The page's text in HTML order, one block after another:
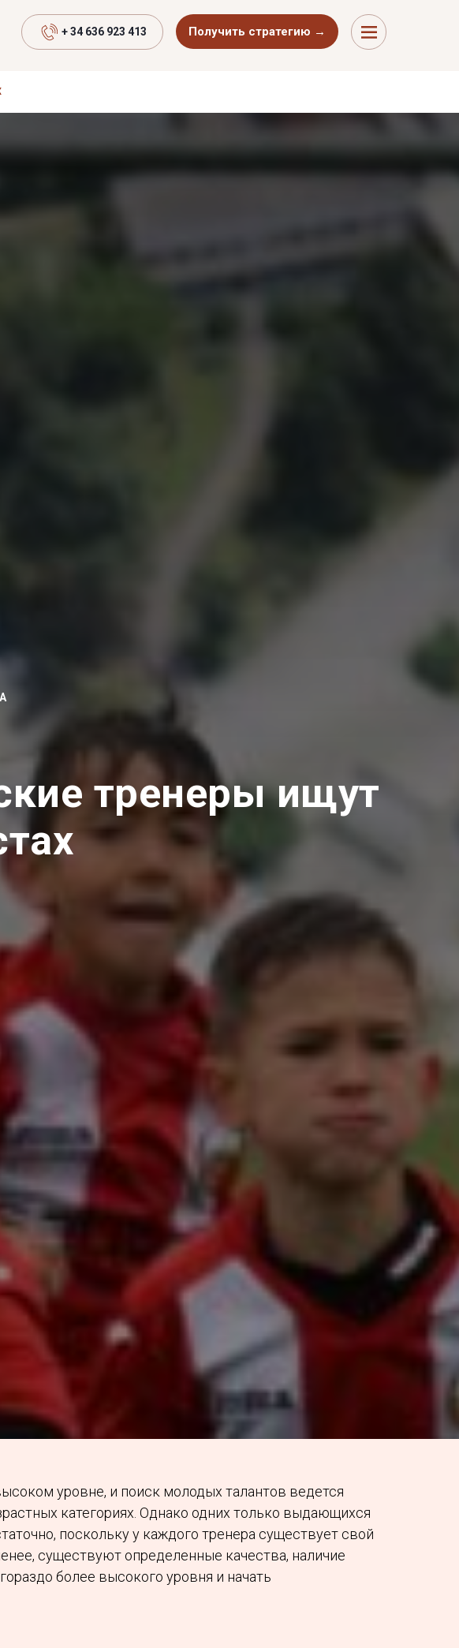
Получить стратегию →
+ 34 636 923 413
тренеры ищут
уровне, и поиск молодых талантов ведется
категориях. Однако одних только выдающихся
поскольку у каждого тренера существует свой
существуют определенные качества, наличие
более высокого уровня и начать